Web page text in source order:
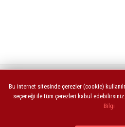
Copyright © 2021
Bu internet sitesinde çerezler (cookie)
seçeneği ile tüm çerezleri kabul edebilirsiniz.
Bilgi